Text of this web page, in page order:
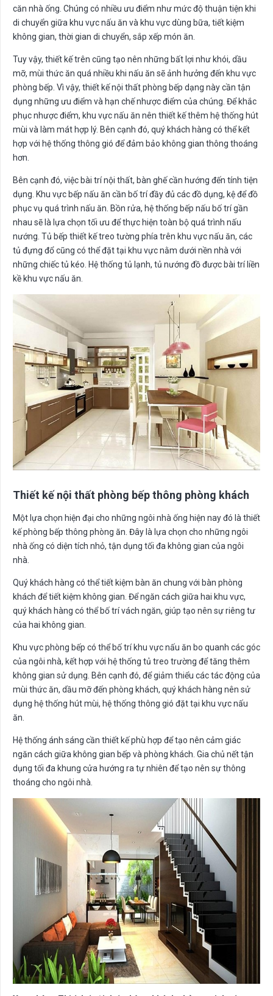
căn nhà ống. Chúng có nhiều ưu điểm như mức độ thuận tiện khi
di chuyển giữa khu vực nấu ăn và khu vực dùng bữa, tiết kiệm
không gian, thời gian di chuyển, sắp xếp món ăn.
Tuy vậy, thiết kế trên cũng tạo nên những bất lợi như khói, dầu
mỡ, mùi thức ăn quá nhiều khi nấu ăn sẽ ảnh hưởng đến khu vực
phòng bếp. Vì vậy, thiết kế nội thất phòng bếp dạng này cần tận
dụng những ưu điểm và hạn chế nhược điểm của chúng. Để khắc
phục nhược điểm, khu vực nấu ăn nên thiết kế thêm hệ thống hút
mùi và làm mát hợp lý. Bên cạnh đó, quý khách hàng có thể kết
hợp với hệ thống thông gió để đảm bảo không gian thông thoáng
hơn.
Bên cạnh đó, việc bài trí nội thất, bàn ghế cần hướng đến tính tiện
dụng. Khu vực bếp nấu ăn cần bố trí đầy đủ các đồ dụng, kệ để đồ
phục vụ quá trình nấu ăn. Bồn rửa, hệ thống bếp nấu bố trí gần
nhau sẽ là lựa chọn tối ưu để thực hiện toàn bộ quá trình nấu
nướng. Tủ bếp thiết kế treo tường phía trên khu vực nấu ăn, các
tủ đựng đổ cũng có thể đặt tại khu vực nằm dưới nền nhà với
những chiếc tủ kéo. Hệ thống tủ lạnh, tủ nướng đồ được bài trí liền
kề khu vực nấu ăn.
Thiết kế nội thất phòng bếp thông phòng khách
Một lựa chọn hiện đại cho những ngôi nhà ống hiện nay đó là thiết
kế phòng bếp thông phòng ăn. Đây là lựa chọn cho những ngôi
nhà ống có diện tích nhỏ, tận dụng tối đa không gian của ngôi
nhà.
Quý khách hàng có thể tiết kiệm bàn ăn chung với bàn phòng
khách để tiết kiệm không gian. Để ngăn cách giữa hai khu vực,
quý khách hàng có thể bố trí vách ngăn, giúp tạo nên sự riêng tư
của hai không gian.
Khu vực phòng bếp có thể bố trí khu vực nấu ăn bo quanh các góc
của ngôi nhà, kết hợp với hệ thống tủ treo trường để tăng thêm
không gian sử dụng. Bên cạnh đó, để giảm thiểu các tác động của
mùi thức ăn, dầu mỡ đến phòng khách, quý khách hàng nên sử
dụng hệ thống hút mùi, hệ thống thông gió đặt tại khu vực nấu
ăn.
Hệ thống ánh sáng cần thiết kế phù hợp để tạo nên cảm giác
ngăn cách giữa không gian bếp và phòng khách. Gia chủ nết tận
dụng tối đa khung cửa hướng ra tự nhiên để tạo nên sự thông
thoáng cho ngôi nhà.